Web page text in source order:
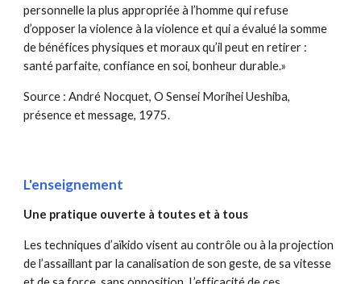
personnelle la plus appropriée à l’homme qui refuse
d’opposer la violence à la violence et qui a évalué la somme
de bénéfices physiques et moraux qu’il peut en retirer :
santé parfaite, confiance en soi, bonheur durable.»
Source : André Nocquet, O Sensei Morihei Ueshiba,
présence et message, 1975.
L'enseignement
Une pratique ouverte à toutes et à tous
Les techniques d’aïkido visent au contrôle ou à la projection
de l’assaillant par la canalisation de son geste, de sa vitesse